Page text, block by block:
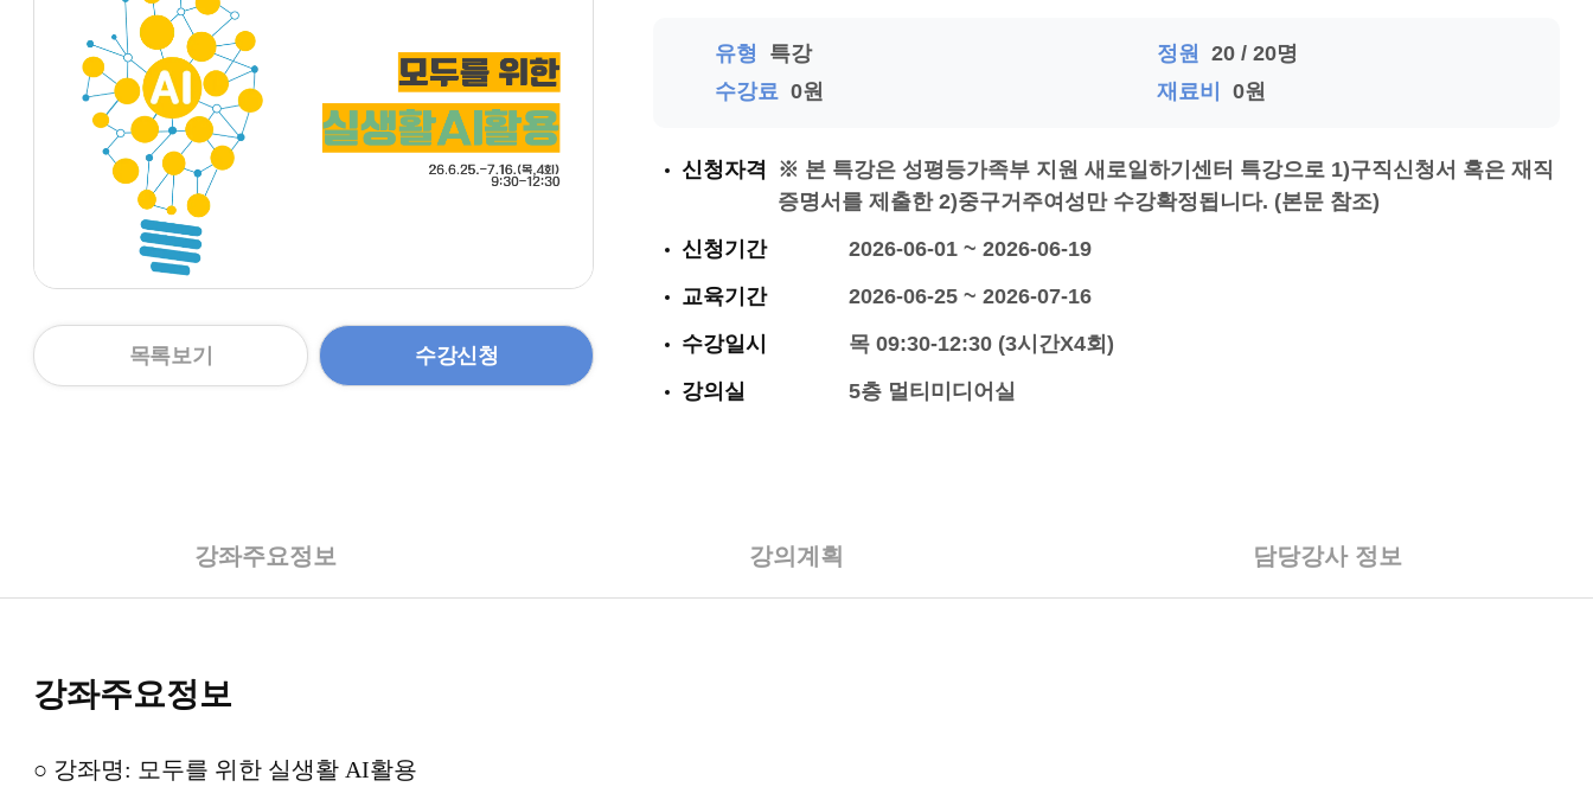
목록보기 수강신청
유형 특강 정원 20 / 20명
수강료 0원 재료비 0원
신청자격
※ 본 특강은 성평등가족부 지원 새로일하기센터 특강으로 1)구직신청서 혹은 재직
증명서를 제출한 2)중구거주여성만 수강확정됩니다. (본문 참조)
신청기간
2026-06-01 ~ 2026-06-19
교육기간
2026-06-25 ~ 2026-07-16
수강일시
목 09:30-12:30 (3시간X4회)
강의실
5층 멀티미디어실
강좌주요정보 강의계획 담당강사 정보
강좌주요정보
○ 강좌명: 모두를 위한 실생활 AI활용